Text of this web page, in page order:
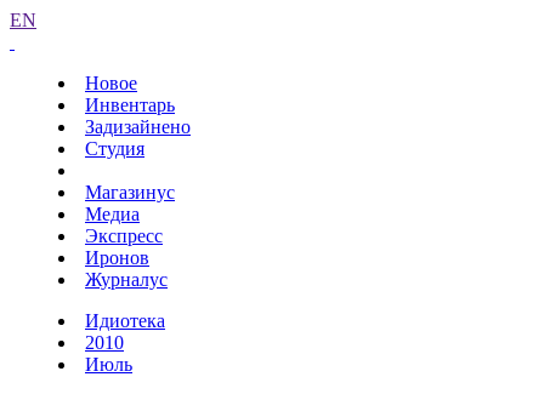
EN
Новое
Инвентарь
Задизайнено
Студия
Магазинус
Медиа
Экспресс
Иронов
Журналус
Идиотека
2010
Июль